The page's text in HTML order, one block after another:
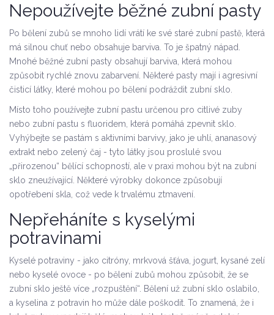
Nepoužívejte běžné zubní pasty
Po bělení zubů se mnoho lidí vrátí ke své staré zubní pastě, která
má silnou chuť nebo obsahuje barviva. To je špatný nápad.
Mnohé běžné zubní pasty obsahují barviva, která mohou
způsobit rychlé znovu zabarvení. Některé pasty mají i agresivní
čisticí látky, které mohou po bělení podráždit zubní sklo.
Místo toho používejte zubní pastu určenou pro citlivé zuby
nebo zubní pastu s fluoridem, která pomáhá zpevnit sklo.
Vyhýbejte se pastám s aktivními barvivy, jako je uhlí, ananasový
extrakt nebo zelený čaj - tyto látky jsou proslulé svou
„přirozenou“ bělící schopností, ale v praxi mohou být na zubní
sklo zneužívající. Některé výrobky dokonce způsobují
opotřebení skla, což vede k trvalému ztmavení.
Nepřeháníte s kyselými
potravinami
Kyselé potraviny - jako citróny, mrkvová šťáva, jogurt, kysané zelí
nebo kyselé ovoce - po bělení zubů mohou způsobit, že se
zubní sklo ještě více „rozpuštění“. Bělení už zubní sklo oslabilo,
a kyselina z potravin ho může dále poškodit. To znamená, že i